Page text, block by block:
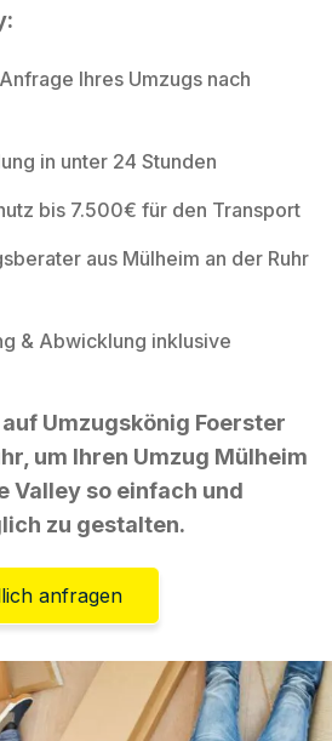
Ihres Umzugs nach
in unter 24 Stunden
bis 7.500€ für den Transport
aus Mülheim an der Ruhr
& Abwicklung inklusive
Umzugskönig Foerster
um Ihren Umzug Mülheim
Valley so einfach und
zu gestalten.
anfragen